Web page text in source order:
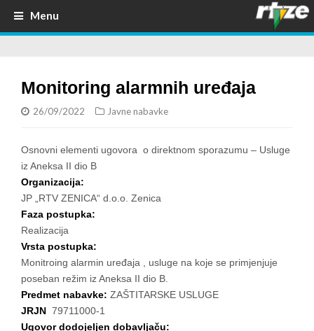
Menu
Monitoring alarmnih uređaja
26/09/2022 Javne nabavke
Osnovni elementi ugovora o direktnom sporazumu – Usluge
iz Aneksa II dio B
Organizacija:
JP „RTV ZENICA“ d.o.o. Zenica
Faza postupka:
Realizacija
Vrsta postupka:
Monitroing alarmin uređaja , usluge na koje se primjenjuje
poseban režim iz Aneksa II dio B.
Predmet nabavke: ZAŠTITARSKE USLUGE
JRJN 79711000-1
Ugovor dodojeljen dobavljaču: